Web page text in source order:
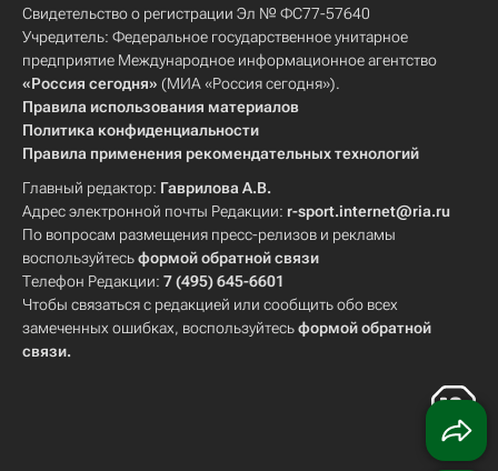
Свидетельство о регистрации Эл № ФС77-57640
Учредитель: Федеральное государственное унитарное
предприятие Международное информационное агентство
«Россия сегодня» (МИА «Россия сегодня»).
Правила использования материалов
Политика конфиденциальности
Правила применения рекомендательных технологий
Главный редактор: Гаврилова А.В.
Адрес электронной почты Редакции: r-sport.internet@ria.ru
По вопросам размещения пресс-релизов и рекламы
воспользуйтесьформой обратной связи
Телефон Редакции: 7 (495) 645-6601
Чтобы связаться с редакцией или сообщить обо всех
замеченных ошибках, воспользуйтесьформой обратной
связи.